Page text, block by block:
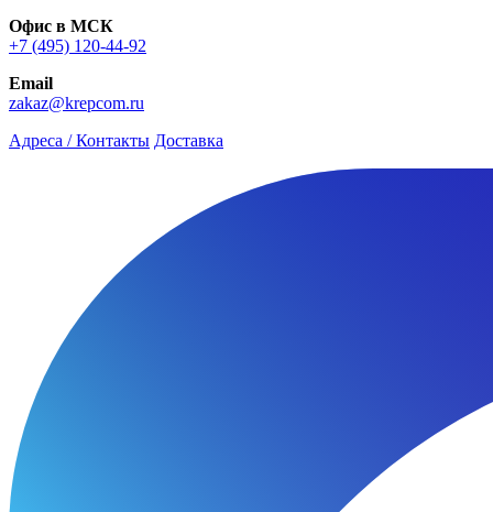
Офис в МСК
+7 (495) 120-44-92
Email
zakaz@krepcom.ru
Адреса / Контакты Доставка